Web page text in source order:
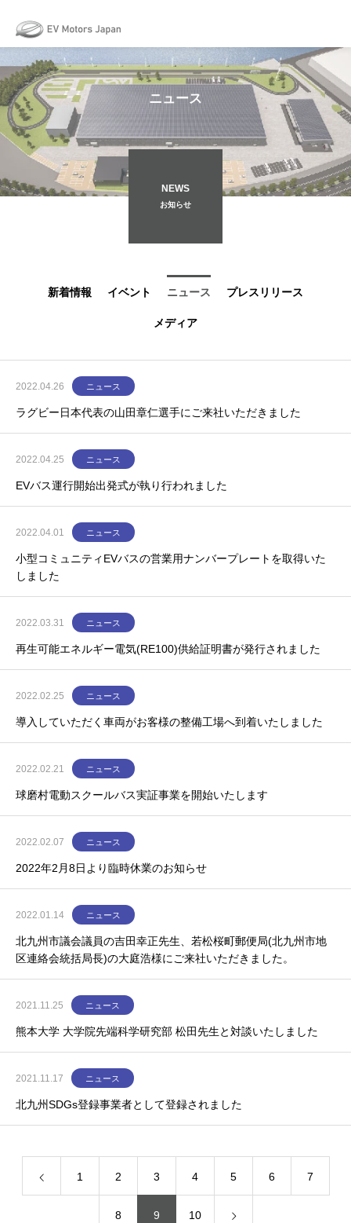
ニュース
NEWS
お知らせ
新着情報 イベント ニュース プレスリリース
メディア
2022.04.26 ニュース
ラグビー日本代表の山田章仁選手にご来社いただきました
2022.04.25 ニュース
EVバス運行開始出発式が執り行われました
2022.04.01 ニュース
小型コミュニティEVバスの営業用ナンバープレートを取得いた
しました
2022.03.31 ニュース
再生可能エネルギー電気(RE100)供給証明書が発行されました
2022.02.25 ニュース
導入していただく車両がお客様の整備工場へ到着いたしました
2022.02.21 ニュース
球磨村電動スクールバス実証事業を開始いたします
2022.02.07 ニュース
2022年2月8日より臨時休業のお知らせ
2022.01.14 ニュース
北九州市議会議員の吉田幸正先生、若松桜町郵便局(北九州市地
区連絡会統括局長)の大庭浩様にご来社いただきました。
2021.11.25 ニュース
熊本大学 大学院先端科学研究部 松田先生と対談いたしました
2021.11.17 ニュース
北九州SDGs登録事業者として登録されました
1 2 3 4 5 6 7
8 9 10
seriously. Please see our privacy policy for details and any questions.